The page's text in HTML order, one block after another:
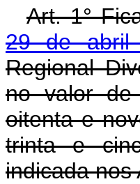
Art. 1°
29 de abril
Regional
no valor de
oitenta e
trinta e
indicada nos